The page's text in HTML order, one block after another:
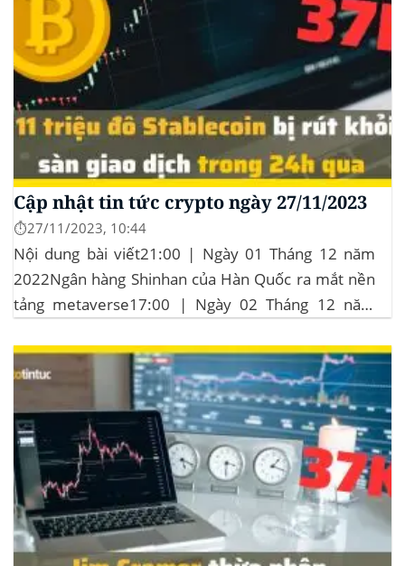
Cập nhật tin tức crypto ngày 27/11/2023
⏱️27/11/2023, 10:44
Nội dung bài viết21:00 | Ngày 01 Tháng 12 năm
2022Ngân hàng Shinhan của Hàn Quốc ra mắt nền
tảng metaverse17:00 | Ngày 02 Tháng 12 năm
| Ngày 02 Tháng 12 năm 2022Trader Joe mở rộng
sang Arbitrum13:00 | Ngày 02 Tháng 12 năm...